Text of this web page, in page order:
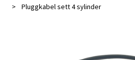
Pluggkabel sett 4 sylinder